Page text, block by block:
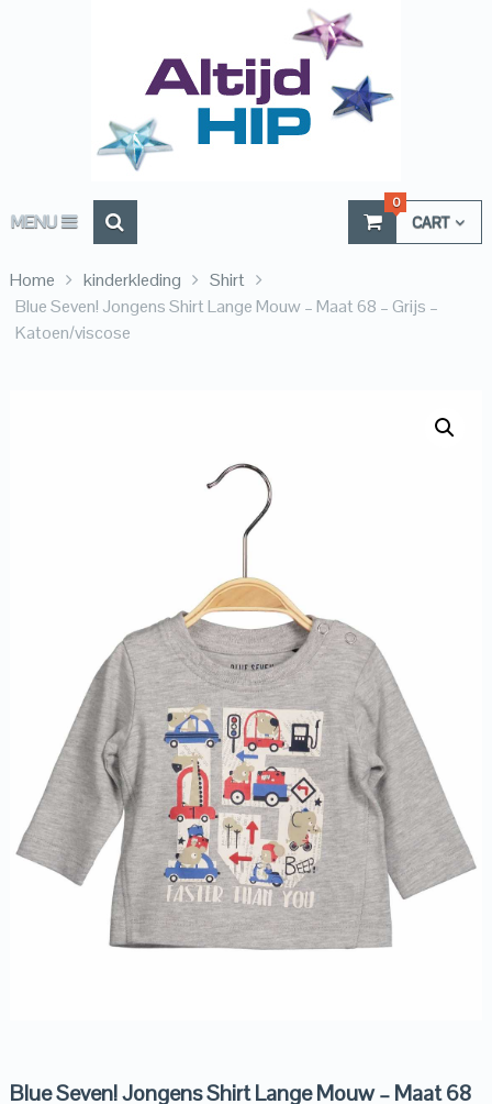
MENU CART
0
Home kinderkleding
Shirt
Blue Seven! Jongens Shirt Lange Mouw – Maat 68 – Grijs –
Katoen/viscose
Blue Seven! Jongens Shirt Lange Mouw – Maat 68